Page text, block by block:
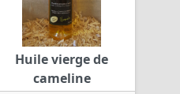
Huile vierge de
cameline